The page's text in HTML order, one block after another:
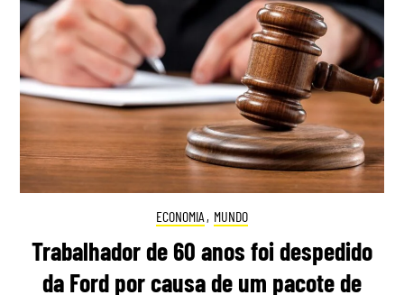
ECONOMIA , MUNDO
Trabalhador de 60 anos foi despedido
da Ford por causa de um pacote de